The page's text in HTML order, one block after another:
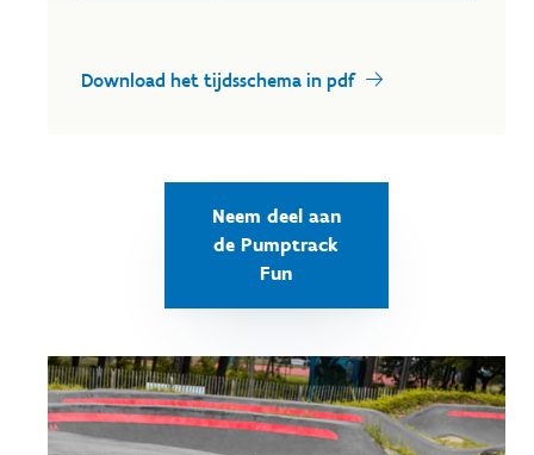
Download het tijdsschema in pdf
Neem deel aan
de Pumptrack
Fun